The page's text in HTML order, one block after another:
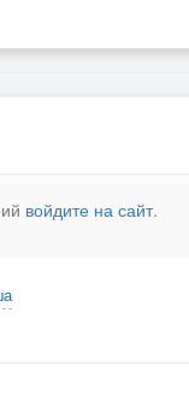
войдите на сайт.